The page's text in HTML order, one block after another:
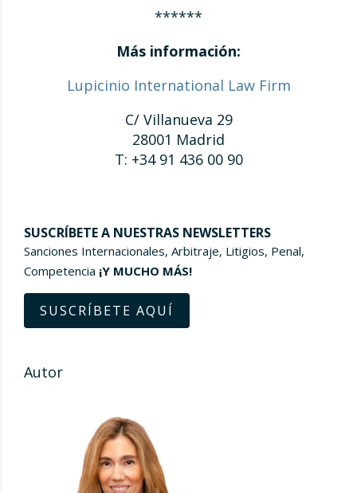
******
Más información:
Lupicinio International Law Firm
C/ Villanueva 29
28001 Madrid
T: +34 91 436 00 90
SUSCRÍBETE A NUESTRAS NEWSLETTERS
Sanciones Internacionales, Arbitraje, Litigios, Penal,
Competencia ¡Y MUCHO MÁS!
SUSCRÍBETE AQUÍ
Autor